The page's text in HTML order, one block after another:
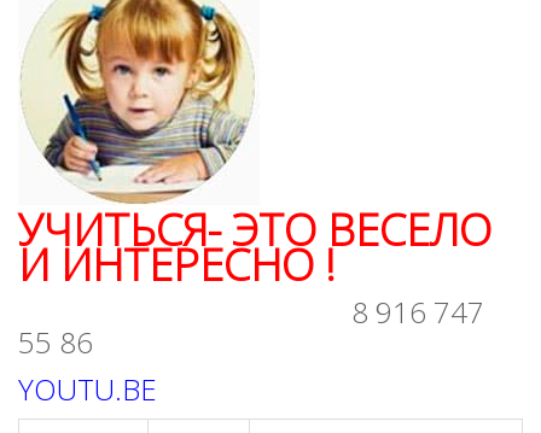
УЧИТЬСЯ- ЭТО ВЕСЕЛО
И ИНТЕРЕСНО !
8 916 747
55 86
YOUTU.BE